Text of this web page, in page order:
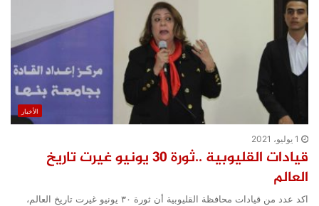
الأخبار
1 يوليو، 2021
قيادات القليوبية ..ثورة ٣٠ يونيو غيرت تاريخ
العالم
اكد عدد من قيادات محافظة القليوبية أن ثورة ٣٠ يونيو غيرت تاريخ العالم،